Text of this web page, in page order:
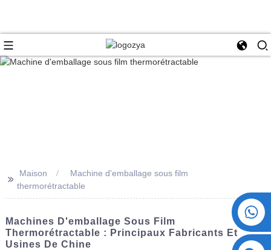
>>
Maison
Machine d'emballage sous film
thermorétractable
Machines D'emballage Sous Film
Thermorétractable : Principaux Fabricants Et
Usines De Chine